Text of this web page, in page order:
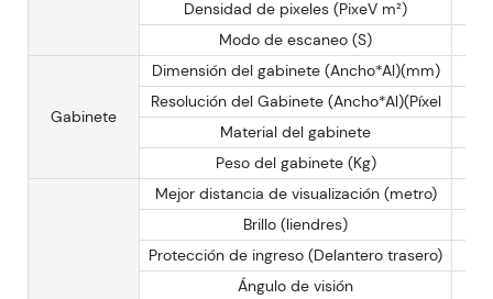
Densidad de pixeles (PixeV m²)
Modo de escaneo (S)
Gabinete
Dimensión del gabinete (Ancho*Al)(mm)
Resolución del Gabinete (Ancho*Al)(Píxel
Material del gabinete
Peso del gabinete (Kg)
Mejor distancia de visualización (metro)
Brillo (liendres)
Protección de ingreso (Delantero trasero)
Ángulo de visión